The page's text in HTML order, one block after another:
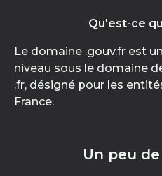
Qu'est-ce
Le domaine .gouv.fr est
niveau sous le domaine
.fr, désigné pour les
France.
Un peu